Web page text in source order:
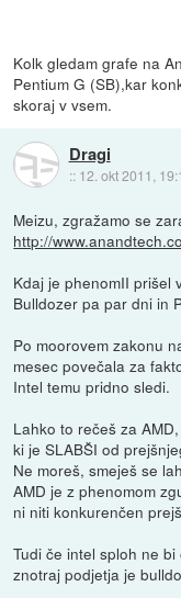
Kolk gledam grafe na
Pentium G (SB),kar
skoraj v vsem.
Dragi
:: 12. okt 2011,
Meizu, zgražamo se
http://
Kdaj je phenomII prišel
Bulldozer pa par dni in
Po moorovem zakonu
mesec povečala za
Intel temu pridno sledi.
Lahko to rečeš za
ki je SLABŠI od
Ne moreš, smeješ se
AMD je z phenomom
ni niti konkurenčen
Tudi če intel sploh ne
znotraj podjetja je